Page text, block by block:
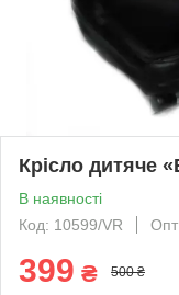
Крісло дитяче
В наявності
Код: 10599/VR
Опт
399 ₴ 500 ₴